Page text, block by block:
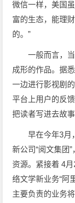
微信一样，美国
富的生态，能理
的。”
一般而言，
成形的作品。据
一边进行影视剧
平台上用户的反
把读者写进去故事
早在今年3月
新公司“阅文集团
资源。紧接着 4
络文学新业务“阿
主要负责的业务